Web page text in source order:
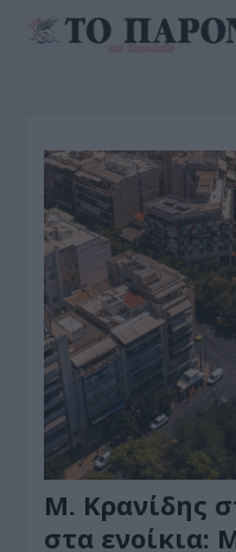
Μ. Κρανίδης
στα ενοίκια: